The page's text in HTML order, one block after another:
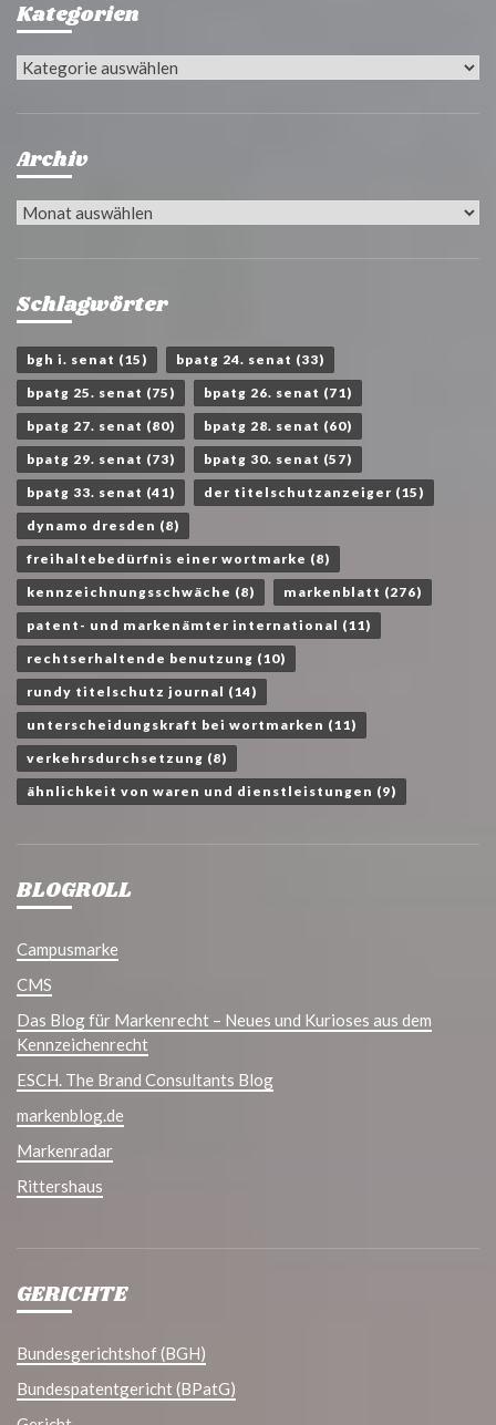
Kategorien
Kategorien
Archiv
Archiv
Schlagwörter
bgh i. senat (15) bpatg 24. senat (33)
bpatg 25. senat (75) bpatg 26. senat (71)
bpatg 27. senat (80) bpatg 28. senat (60)
bpatg 29. senat (73) bpatg 30. senat (57)
bpatg 33. senat (41) der titelschutzanzeiger (15)
dynamo dresden (8)
freihaltebedürfnis einer wortmarke (8)
kennzeichnungsschwäche (8) markenblatt (276)
patent- und markenämter international (11)
rechtserhaltende benutzung (10)
rundy titelschutz journal (14)
unterscheidungskraft bei wortmarken (11)
verkehrsdurchsetzung (8)
ähnlichkeit von waren und dienstleistungen (9)
BLOGROLL
Campusmarke
CMS
Das Blog für Markenrecht – Neues und Kurioses aus dem
Kennzeichenrecht
ESCH. The Brand Consultants Blog
markenblog.de
Markenradar
Rittershaus
GERICHTE
Bundesgerichtshof (BGH)
Bundespatentgericht (BPatG)